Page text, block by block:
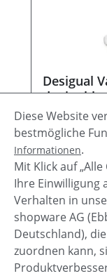
Desigual
denim
59,98 €
Service-
Diese Website
bestmögliche
Informationen.
Mit Klick auf
Ihre Einwilligung
Verhalten in
shopware AG
Deutschland),
zuordnen kann,